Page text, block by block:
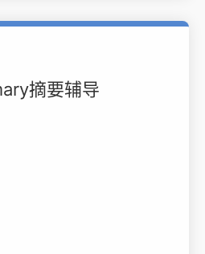
摘要辅导